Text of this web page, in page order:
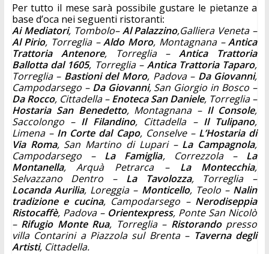
Per tutto il mese sarà possibile gustare le pietanze a
base d’oca nei seguenti ristoranti:
Ai Mediatori, Tombolo– Al Palazzino,Galliera Veneta –
Al Pirio, Torreglia – Aldo Moro, Montagnana – Antica
Trattoria Antenore, Torreglia – Antica Trattoria
Ballotta dal 1605, Torreglia – Antica Trattoria Taparo,
Torreglia – Bastioni del Moro, Padova – Da Giovanni,
Campodarsego – Da Giovanni, San Giorgio in Bosco –
Da Rocco, Cittadella – Enoteca San Daniele, Torreglia –
Hostaria San Benedetto, Montagnana – Il Console,
Saccolongo – Il Filandino, Cittadella – Il Tulipano,
Limena – In Corte dal Capo, Conselve – L’Hostaria di
Via Roma, San Martino di Lupari – La Campagnola,
Campodarsego – La Famiglia, Correzzola – La
Montanella, Arquà Petrarca – La Montecchia,
Selvazzano Dentro – La Tavolozza, Torreglia –
Locanda Aurilia, Loreggia – Monticello, Teolo – Nalin
tradizione e cucina, Campodarsego – Nerodiseppia
Ristocaffè, Padova – Orientexpress, Ponte San Nicolò
– Rifugio Monte Rua, Torreglia – Ristorando presso
villa Contarini a Piazzola sul Brenta – Taverna degli
Artisti, Cittadella.